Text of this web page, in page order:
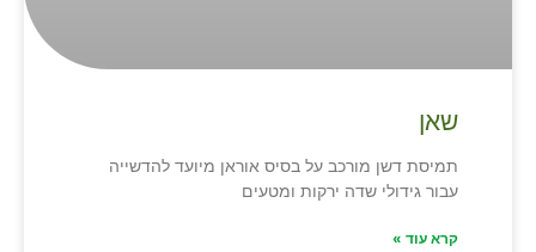
שאן
תמיסת דשן מורכב על בסיס אוראן מיועד להדשייה
עבור גידולי שדה ירקות ומטעים
קרא עוד »